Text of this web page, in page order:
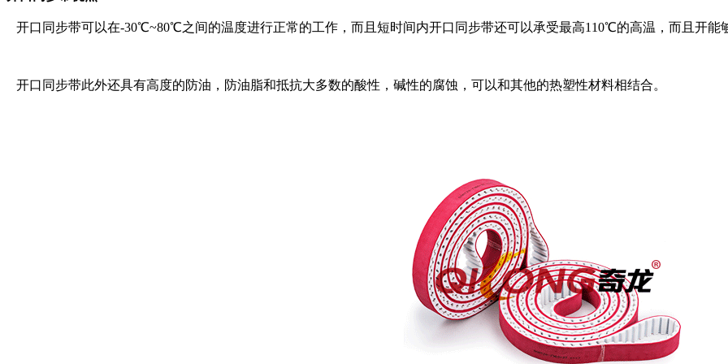
开口同步带可以在-30℃~80℃之间的温度进行正常的工作，而且短时间内开口同步带还可以承受最高110℃的高温，而且开能
开口同步带此外还具有高度的防油，防油脂和抵抗大多数的酸性，碱性的腐蚀，可以和其他的热塑性材料相结合。